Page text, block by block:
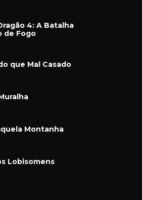
4: A Batalha
de Fogo
que Mal Casado
Montanha
Lobisomens